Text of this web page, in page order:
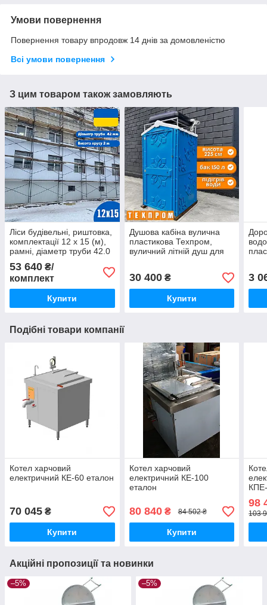
Умови повернення
Повернення товару впродовж 14 днів за домовленістю
Всі умови повернення
З цим товаром також замовляють
Ліси будівельні, риштовка,
комплектації 12 х 15 (м),
рамні, діаметр труби 42.0
(мм)
53 640 ₴/
комплект
Купити
Душова кабіна вулична
пластикова Техпром,
вуличний літній душ для
30 400₴
Купити
3
Подібні товари компанії
Котел харчовий
електричний КЕ-60 еталон
70 045 ₴
Купити
Котел харчовий
електричний КЕ-100
еталон
80 840₴ 84 502 ₴
Купити
98
103
Акційні пропозиції та новинки
–5% –5%